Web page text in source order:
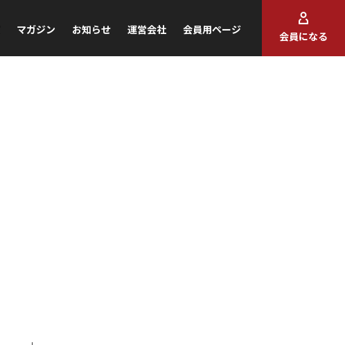
マガジン お知らせ 運営会社 会員用ページ
会員になる